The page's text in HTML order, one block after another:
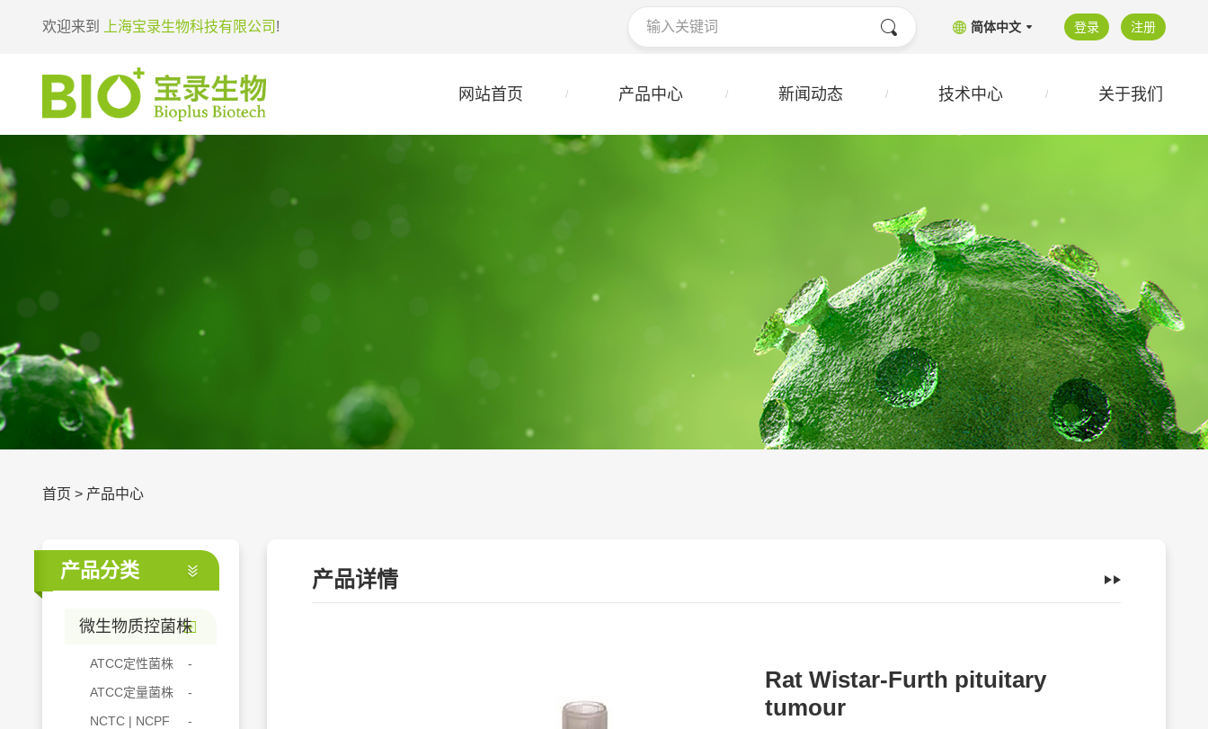
欢迎来到 上海宝录生物科技有限公司 ! 简体中文 登录 注册
网站首页 产品中心 新闻动态 技术中心 关于我们
首页 > 产品中心
产品分类
微生物质控菌株
ATCC定性菌株
ATCC定量菌株
NCTC | NCPF
产品详情
Rat Wistar-Furth pituitary
tumour